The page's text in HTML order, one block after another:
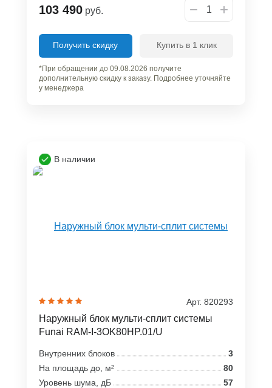
103 490 руб.
Получить скидку Купить в 1 клик
*При обращении до 09.08.2026 получите
дополнительную скидку к заказу. Подробнее уточняйте
у менеджера
В наличии
Арт. 820293
Наружный блок мульти-сплит системы
Funai RAM-I-3OK80HP.01/U
Внутренних блоков
3
На площадь до, м²
80
Уровень шума, дБ
57